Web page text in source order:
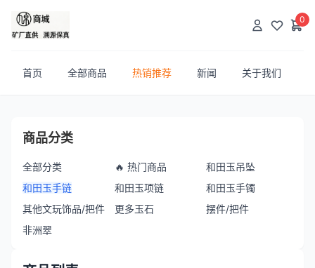
0
首页 全部商品 热销推荐 新闻 关于我们
商品分类
全部分类 🔥 热门商品
和田玉吊坠
和田玉手链
和田玉项链
和田玉手镯
其他文玩饰品/把件
更多玉石
摆件/把件
非洲翠